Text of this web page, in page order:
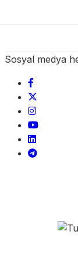
Sosyal medya